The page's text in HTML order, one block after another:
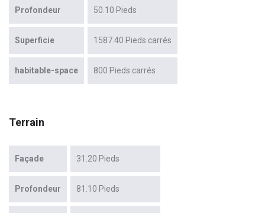
Profondeur 50.10 Pieds
Superficie 1587.40 Pieds carrés
habitable-space 800 Pieds carrés
Terrain
Façade 31.20 Pieds
Profondeur 81.10 Pieds